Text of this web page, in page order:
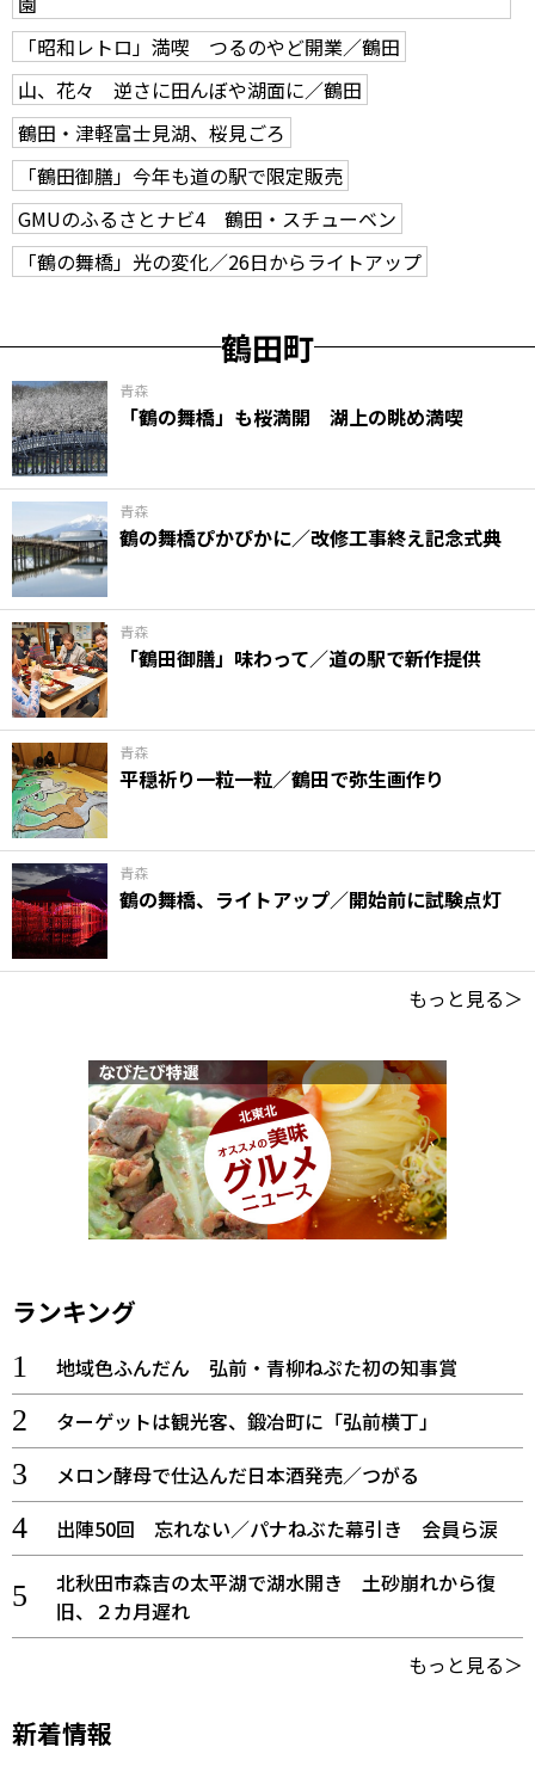
「昭和レトロ」満喫 つるのやど開業／鶴田
山、花々 逆さに田んぼや湖面に／鶴田
鶴田・津軽富士見湖、桜見ごろ
「鶴田御膳」今年も道の駅で限定販売
GMUのふるさとナビ4 鶴田・スチューベン
「鶴の舞橋」光の変化／26日からライトアップ
鶴田町
青森
「鶴の舞橋」も桜満開 湖上の眺め満喫
青森
鶴の舞橋ぴかぴかに／改修工事終え記念式典
青森
「鶴田御膳」味わって／道の駅で新作提供
青森
平穏祈り一粒一粒／鶴田で弥生画作り
青森
鶴の舞橋、ライトアップ／開始前に試験点灯
もっと見る＞
ランキング
地域色ふんだん 弘前・青柳ねぷた初の知事賞
ターゲットは観光客、鍛冶町に「弘前横丁」
メロン酵母で仕込んだ日本酒発売／つがる
出陣50回 忘れない／パナねぶた幕引き 会員ら涙
北秋田市森吉の太平湖で湖水開き 土砂崩れから復
旧、２カ月遅れ
もっと見る＞
新着情報